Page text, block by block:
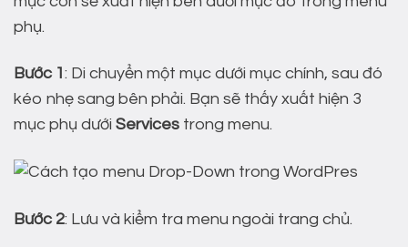
phụ.
Bước 1 : Di chuyển một mục dưới mục chính, sau đó
kéo nhẹ sang bên phải. Bạn sẽ thấy xuất hiện 3
mục phụ dưới Services trong menu.
Bước 2: Lưu và kiểm tra menu ngoài trang chủ.